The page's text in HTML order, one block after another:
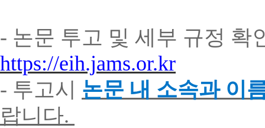
- 논문 투고 및 세부 규정 확
https://eih.jams.or.kr
- 투고시 논문 내 소속과 이
랍니다.